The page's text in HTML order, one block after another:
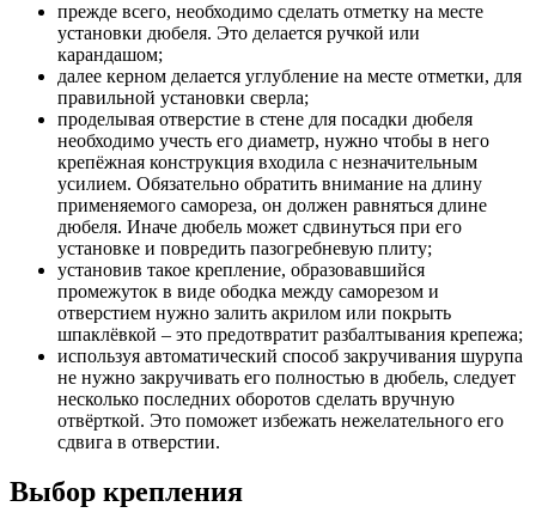
прежде всего, необходимо сделать отметку на месте
установки дюбеля. Это делается ручкой или
карандашом;
далее керном делается углубление на месте отметки, для
правильной установки сверла;
проделывая отверстие в стене для посадки дюбеля
необходимо учесть его диаметр, нужно чтобы в него
крепёжная конструкция входила с незначительным
усилием. Обязательно обратить внимание на длину
применяемого самореза, он должен равняться длине
дюбеля. Иначе дюбель может сдвинуться при его
установке и повредить пазогребневую плиту;
установив такое крепление, образовавшийся
промежуток в виде ободка между саморезом и
отверстием нужно залить акрилом или покрыть
шпаклёвкой – это предотвратит разбалтывания крепежа;
используя автоматический способ закручивания шурупа
не нужно закручивать его полностью в дюбель, следует
несколько последних оборотов сделать вручную
отвёрткой. Это поможет избежать нежелательного его
сдвига в отверстии.
Выбор крепления